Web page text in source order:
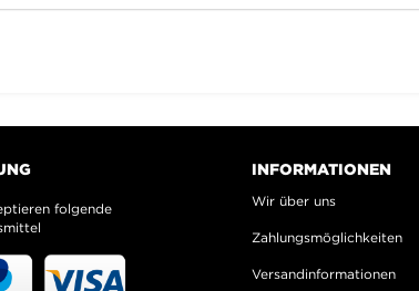
folgende
INFORMATIONEN
Wir über uns
Zahlungsmöglichkeiten
Versandinformationen